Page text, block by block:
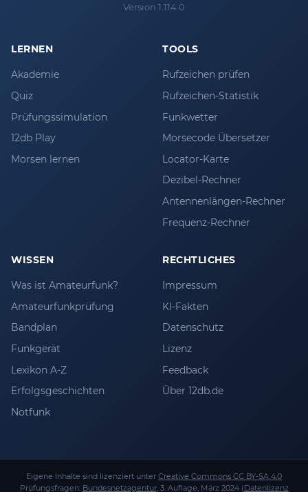
Version 1.114.0
LERNEN
Akademie
Quiz
Prüfungssimulation
12db Play
Morsen lernen
TOOLS
Rufzeichen prüfen
Rufzeichen-Statistik
Funkwetter
Morsecode Übersetzer
Locator-Karte
Dezibel-Rechner
Antennenlängen-Rechner
Frequenz-Rechner
WISSEN
Was ist Amateurfunk?
Amateurfunkprüfung
Bandplan
Funkgerät
Lexikon A-Z
Erfolgsgeschichten
Notfunk
RECHTLICHES
Impressum
KI-Fakten
Datenschutz
Lizenz
Feedback
Über 12db.de
Eigene Inhalte sind lizenziert unter Creative Commons CC BY-SA 4.0
Prüfungsfragen: Bundesnetzagentur, 3. Auflage, März 2024 (Datenlizenz